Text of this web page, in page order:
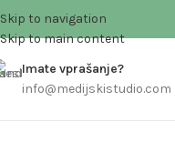
Skip to navigation
Skip to main content
Imate vprašanje?
info@medijskistudio.com